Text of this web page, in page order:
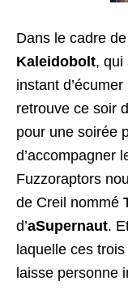
Dans le cadre
Kaleidobolt, qui
instant
retrouve ce soir
pour une soirée
d’accompagner
Fuzzoraptors
de Creil nommé
d’aSupernaut.
laquelle ces
laisse personne